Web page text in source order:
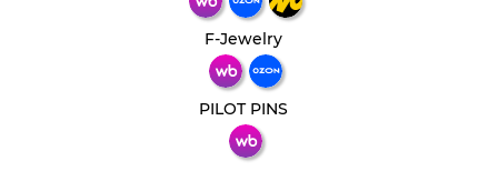
F-Jewelry
PILOT PINS